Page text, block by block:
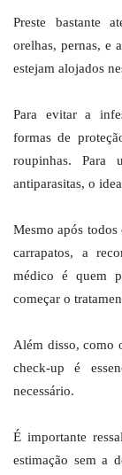
Preste bastante
orelhas, pernas, e
estejam alojados
Para evitar a
formas de
roupinhas. Para
antiparasitas, o
Mesmo após todos
carrapatos, a
médico é quem
começar o
Além disso, como
check-up é
necessário.
É importante
estimação sem a